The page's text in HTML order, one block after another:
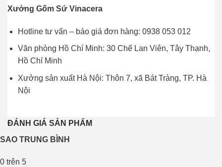
Xưởng Gốm Sứ Vinacera
Hotline tư vấn – báo giá đơn hàng: 0938 053 012
Văn phòng Hồ Chí Minh: 30 Chế Lan Viên, Tây Thạnh,
Hồ Chí Minh
Xưởng sản xuất Hà Nội: Thôn 7, xã Bát Tràng, TP. Hà
Nội
ĐÁNH GIÁ SẢN PHẨM
SAO TRUNG BÌNH
0 trên 5